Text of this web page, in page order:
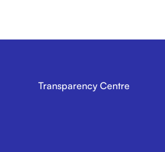
Transparency Centre